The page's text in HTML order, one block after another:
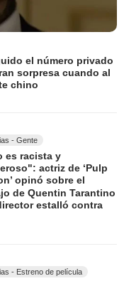
el número privado
sorpresa cuando al
chino
- Gente
es racista y
actriz de ‘Pulp
opinó sobre el
de Quentin Tarantino
estalló contra
- Estreno de película